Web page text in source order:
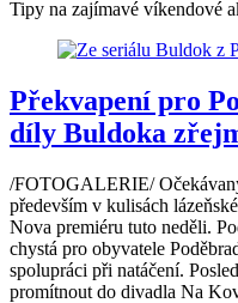
Tipy na zajímavé víkendové
Překvapení pro
díly Buldoka
/FOTOGALERIE/
především v kulisách
Nova premiéru tuto neděli.
chystá pro obyvatele
spolupráci při natáčení.
promítnout do divadla Na